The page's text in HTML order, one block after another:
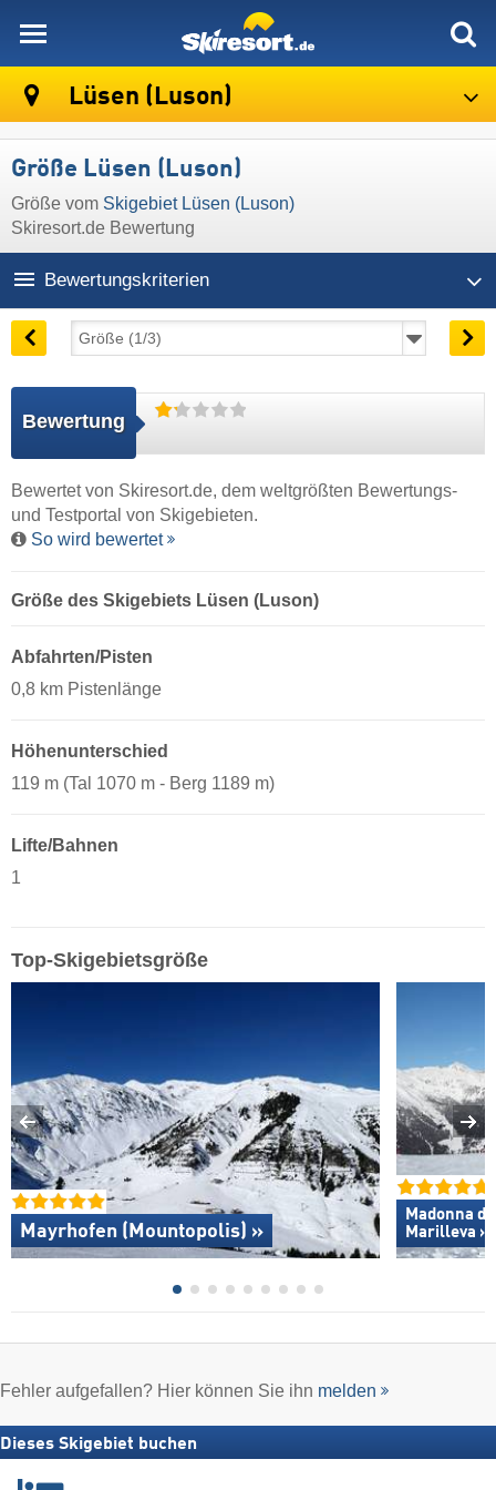
Lüsen (Luson)
Größe Lüsen (Luson)
Größe vom Skigebiet Lüsen (Luson)
Skiresort.de Bewertung
Bewertungskriterien
Bewertung
Bewertet von Skiresort.de, dem weltgrößten Bewertungs-
und Testportal von Skigebieten.
So wird bewertet
Größe des Skigebiets Lüsen (Luson)
Abfahrten/Pisten
0,8 km Pistenlänge
Höhenunterschied
119 m (Tal 1070 m - Berg 1189 m)
Lifte/Bahnen
1
Top-Skigebietsgröße
Mayrhofen (Mountopolis) »
Madonna
Marilleva »
Fehler aufgefallen? Hier können Sie ihn melden
Dieses Skigebiet buchen